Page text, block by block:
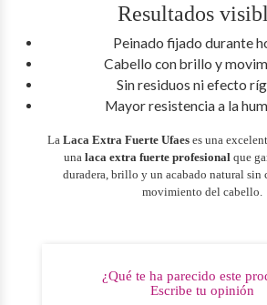
Resultados
Peinado fijado durante
Cabello con brillo y
Sin residuos ni efecto
Mayor resistencia a la
La Laca Extra Fuerte Ufaeses una
una laca extra fuerte profesional que
duradera, brillo y un acabado natural sin
movimiento del cabello.
¿Qué te ha parecido este
Escribe tu opinión